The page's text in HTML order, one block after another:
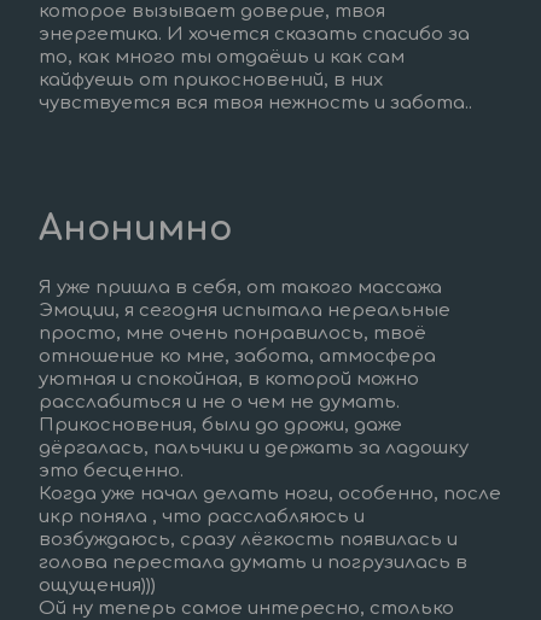
которое вызывает доверие, твоя
энергетика. И хочется сказать спасибо за
то, как много ты отдаёшь и как сам
кайфуешь от прикосновений, в них
чувствуется вся твоя нежность и забота..
Анонимно
Я уже пришла в себя, от такого массажа
Эмоции, я сегодня испытала нереальные
просто, мне очень понравилось, твоё
отношение ко мне, забота, атмосфера
уютная и спокойная, в которой можно
расслабиться и не о чем не думать.
Прикосновения, были до дрожи, даже
дёргалась, пальчики и держать за ладошку
это бесценно.
Когда уже начал делать ноги, особенно, после
икр поняла , что расслабляюсь и
возбуждаюсь, сразу лёгкость появилась и
голова перестала думать и погрузилась в
ощущения)))
Ой ну теперь самое интересно, столько